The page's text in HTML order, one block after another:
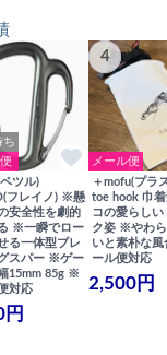
ち
ツル)
フレイノ) ※懸
安全性を劇的
※一瞬でロー
る一体型ブレ
スパー ※ゲー
15mm 85g ※
対応
円
4
メール便
＋mofu(プラ
toe hook 巾
コの愛らしい
ク姿 ※やわ
いと素朴な
ール便対応
2,500円